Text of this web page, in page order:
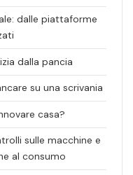
dalle piattaforme
dalla pancia
su una scrivania
casa?
sulle macchine e
al consumo